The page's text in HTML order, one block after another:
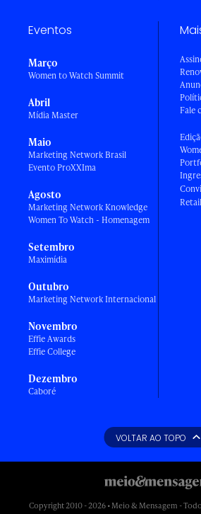
Eventos
Março
Women to Watch Summit
Abril
Mídia Master
Maio
Marketing Network Brasil
Evento ProXXIma
Agosto
Marketing Network Knowledge
Women To Watch - Homenagem
Setembro
Maximídia
Outubro
Marketing Network Internacional
Novembro
Effie Awards
Effie College
Dezembro
Caboré
Fale
VOLTAR AO TOPO
Copyright 2010 - 2026 • Meio & Mensagem -